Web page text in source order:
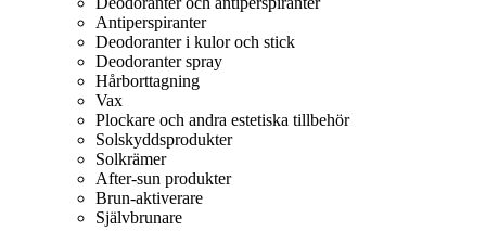
Antiperspiranter
Deodoranter i kulor och stick
Deodoranter spray
Hårborttagning
Vax
Plockare och andra estetiska tillbehör
Solskyddsprodukter
Solkrämer
After-sun produkter
Brun-aktiverare
Självbrunare